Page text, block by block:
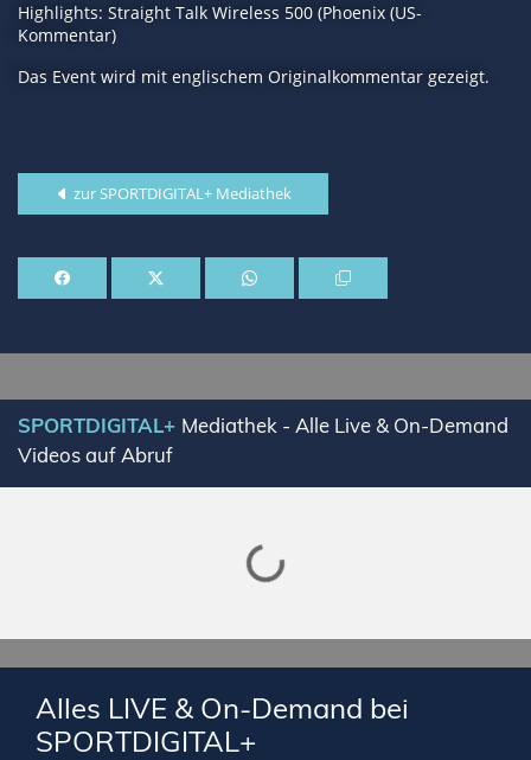
Highlights: Straight Talk Wireless 500 (Phoenix (US-
Kommentar)
Das Event wird mit englischem Originalkommentar gezeigt.
zur SPORTDIGITAL+ Mediathek
SPORTDIGITAL+ Mediathek - Alle Live & On-Demand
Videos auf Abruf
Lade SPORTDIGITAL+ Mediathek
Alles LIVE & On-Demand bei
SPORTDIGITAL+